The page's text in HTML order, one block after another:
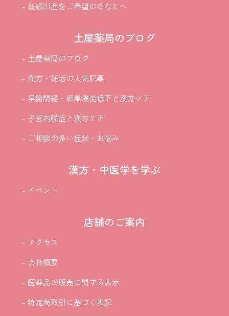
- 妊娠出産をご希望のあなたへ
土屋薬局のブログ
- 土屋薬局のブログ
- 漢方・妊活の人気記事
- 早発閉経・卵巣機能低下と漢方ケア
- 子宮内膜症と漢方ケア
- ご相談の多い症状・お悩み
漢方・中医学を学ぶ
- イベント
店舗のご案内
- アクセス
- 会社概要
- 医薬品の販売に関する表示
- 特定商取引に基づく表記